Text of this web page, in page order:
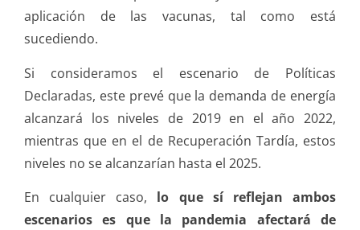
aplicación de las vacunas, tal como está
sucediendo.
Si consideramos el escenario de Políticas
Declaradas, este prevé que la demanda de energía
alcanzará los niveles de 2019 en el año 2022,
mientras que en el de Recuperación Tardía, estos
niveles no se alcanzarían hasta el 2025.
En cualquier caso, lo que sí reflejan ambos
escenarios es que la pandemia afectará de